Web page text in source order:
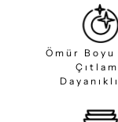
Ömür Boyu